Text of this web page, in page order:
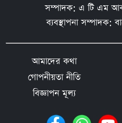
সম্পাদক: এ টি এম
ব্যবস্থাপনা সম্পাদক:
আমাদের কথা
গোপনীয়তা নীতি
বিজ্ঞাপন মূল্য